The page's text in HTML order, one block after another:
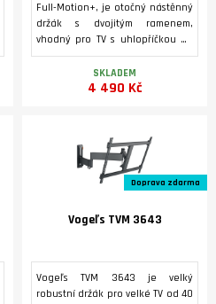
Full-Motion+, je otočný nástěnný
držák s dvojitým ramenem,
vhodný pro TV s uhlopříčkou od
32 do 65 palců a hmotností do
25 kg. Dokáže se otáčet o plných
180°. Díky tomu si můžete
SKLADEM
4 490 Kč
Doprava zdarma
Vogeľs TVM 3643
Vogeľs TVM 3643 je velký
robustní držák pro velké TV od 40